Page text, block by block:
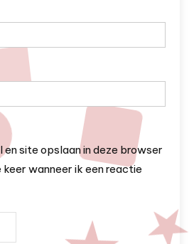
en site opslaan in deze browser
wanneer ik een reactie